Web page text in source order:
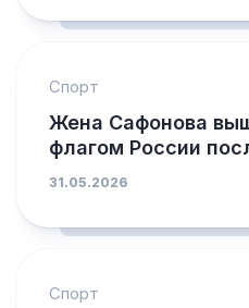
Спорт
Жена Сафонова
флагом России
31.05.2026
Спорт